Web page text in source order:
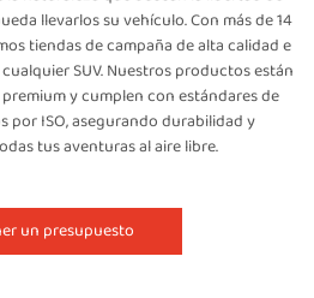
llevarlos su vehículo. Con más de 14
tiendas de campaña de alta calidad e
SUV. Nuestros productos están
y cumplen con estándares de
ISO, asegurando durabilidad y
tus aventuras al aire libre.
un presupuesto